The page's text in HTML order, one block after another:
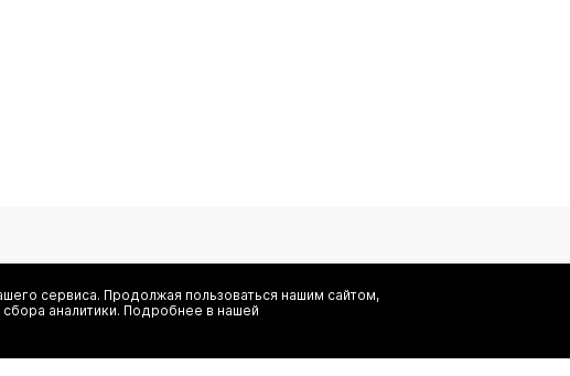
акциям
Я даю согласие на сбор, обработку и хранение моих
сервиса. Продолжая пользоваться нашим сайтом,
аналитики. Подробнее в нашей